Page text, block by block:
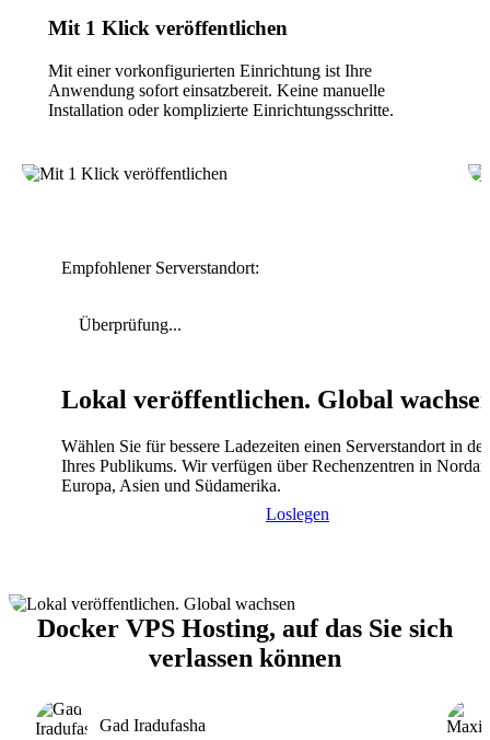
Mit 1 Klick veröffentlichen
Mit einer vorkonfigurierten Einrichtung ist Ihre
Anwendung sofort einsatzbereit. Keine manuelle
Installation oder komplizierte Einrichtungsschritte.
Empfohlener Serverstandort:
Überprüfung...
Lokal veröffentlichen. Global
Wählen Sie für bessere Ladezeiten einen Serverstandort in
Ihres Publikums. Wir verfügen über Rechenzentren in
Europa, Asien und Südamerika.
Loslegen
Docker VPS Hosting, auf das Sie sich
verlassen können
Gad Iradufasha